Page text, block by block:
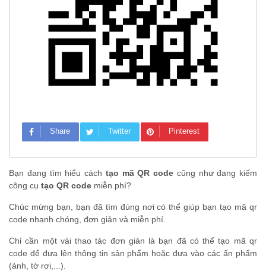
Share Twitter Pinterest
Bạn đang tìm hiểu cách tạo mã QR code cũng như đang kiếm
công cụ tạo QR code miễn phí?
Chúc mừng bạn, bạn đã tìm đúng nơi có thể giúp bạn tạo mã qr
code nhanh chóng, đơn giản và miễn phí.
Chỉ cần một vài thao tác đơn giản là bạn đã có thể tạo mã qr
code để đưa lên thông tin sản phẩm hoặc đưa vào các ấn phẩm
(ảnh, tờ rơi,...).